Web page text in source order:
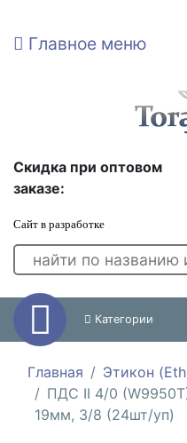
Главное меню
Скидка при оптовом
заказе:
Сайт в разработке
Категории
Главная Этикон
ПДС II 4/0
19мм, 3/8 (24шт/уп)